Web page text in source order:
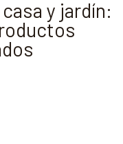
y jardín: